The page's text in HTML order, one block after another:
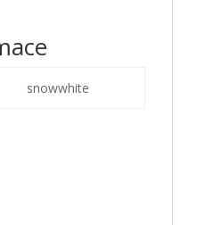
snowwhite